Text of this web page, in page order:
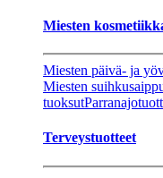
Miesten
Miesten päivä- ja
Miesten
tuoksut
Terveystuotteet